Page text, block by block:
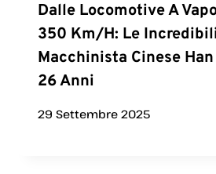
Dalle Locomotive A
350 Km/h: Le
Macchinista Cinese
26 Anni
29 Settembre 2025